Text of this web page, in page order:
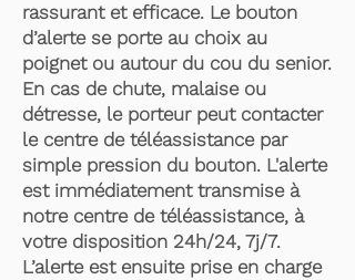
rassurant et efficace. Le bouton
d’alerte se porte au choix au
poignet ou autour du cou du senior.
En cas de chute, malaise ou
détresse, le porteur peut contacter
le centre de téléassistance par
simple pression du bouton. L'alerte
est immédiatement transmise à
notre centre de téléassistance, à
votre disposition 24h/24, 7j/7.
L’alerte est ensuite prise en charge